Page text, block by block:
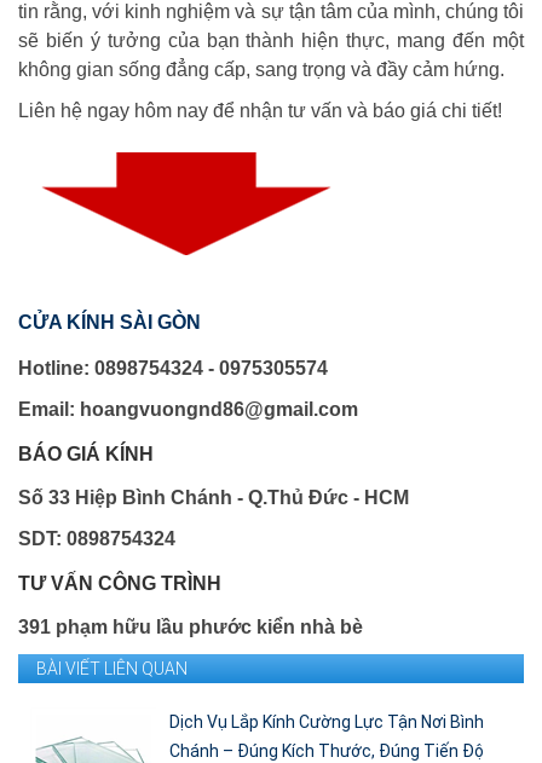
tin rằng, với kinh nghiệm và sự tận tâm của mình, chúng tôi
sẽ biến ý tưởng của bạn thành hiện thực, mang đến một
không gian sống đẳng cấp, sang trọng và đầy cảm hứng.
Liên hệ ngay hôm nay để nhận tư vấn và báo giá chi tiết!
CỬA KÍNH SÀI GÒN
Hotline: 0898754324 - 0975305574
Email: hoangvuongnd86@gmail.com
BÁO GIÁ KÍNH
Số 33 Hiệp Bình Chánh - Q.Thủ Đức - HCM
SDT: 0898754324
TƯ VẤN CÔNG TRÌNH
391 phạm hữu lầu phước kiển nhà bè
BÀI VIẾT LIÊN QUAN
Dịch Vụ Lắp Kính Cường Lực Tận Nơi Bình
Chánh – Đúng Kích Thước, Đúng Tiến Độ